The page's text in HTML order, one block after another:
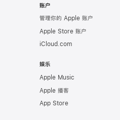
账户
管理你的 Apple 账户
Apple Store 账户
iCloud.com
娱乐
Apple Music
Apple 播客
App Store